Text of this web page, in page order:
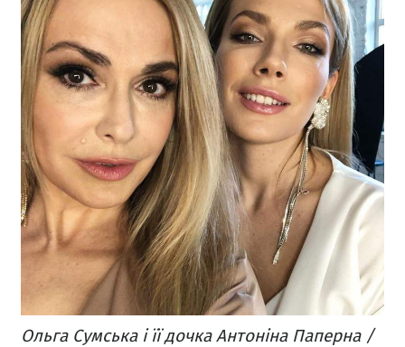
Ольга Сумська і її дочка Антоніна Паперна /